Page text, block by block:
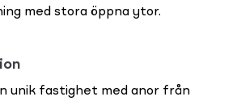
med stora öppna ytor.
unik fastighet med anor från